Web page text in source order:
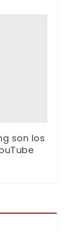
son los